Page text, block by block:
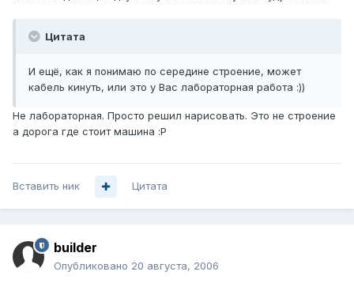
Цитата
И ещё, как я понимаю по середине строение, может
кабель кинуть, или это у Вас лабораторная работа :))
Не лабораторная. Просто решил нарисовать. Это не строение
а дорога где стоит машина :Р
Вставить ник Цитата
builder
Опубликовано 20 августа, 2006